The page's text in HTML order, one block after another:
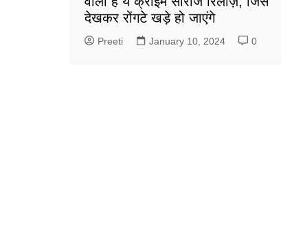
देखकर रोंगटे खड़े हो जाएंगे
Preeti January 10, 2024 0